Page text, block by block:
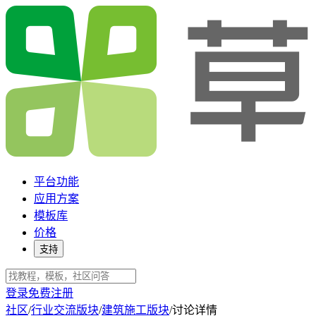
平台功能
应用方案
模板库
价格
支持
登录免费注册
社区/行业交流版块/建筑施工版块/讨论详情